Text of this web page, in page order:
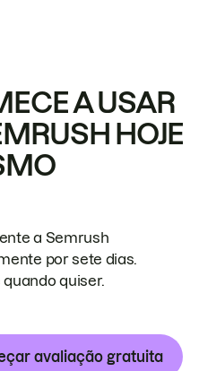
A USAR
HOJE
a Semrush
por sete dias.
quiser.
avaliação gratuita